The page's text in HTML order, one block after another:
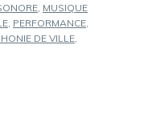
MUSIQUE
PERFORMANCE
DE VILLE